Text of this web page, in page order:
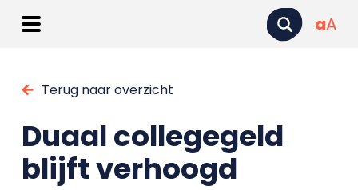
aA
Terug naar overzicht
Duaal collegegeld
blijft verhoogd